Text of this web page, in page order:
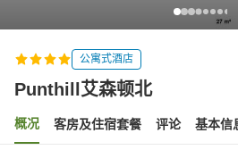
公寓式酒店
Punthill艾森顿北
概况 客房及住宿套餐 评论 基本信